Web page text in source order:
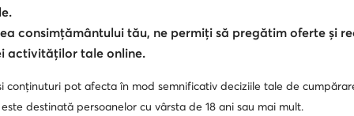
Ofertă Ofertă
consimțământului tău, ne permiți să pregătim oferte și
activităților tale online.
conținuturi pot afecta în mod semnificativ deciziile tale de
destinată persoanelor cu vârsta de 18 ani sau mai mult.